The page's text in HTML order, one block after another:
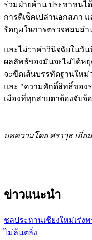
ร่วมฝ่ายค้าน ประชาชนไ
การตีเช็คเปล่านอกสภา
รัดกุมในการตรวจสอบอำ
และไม่ว่าคำวินิจฉัยในวัน
ผลลัพธ์ของมันจะไม่ได้ห
จะขีดเส้นบรรทัดฐานใหม่
และ "ความศักดิ์สิทธิ์ของ
เมืองที่ทุกสายตาต้องจับจ้
บทความโดย ศราวุธ เอี่ย
ข่าวแนะนำ
ชลประทานเชียงใหม่เร่ง
ไม่ล้นตลิ่ง